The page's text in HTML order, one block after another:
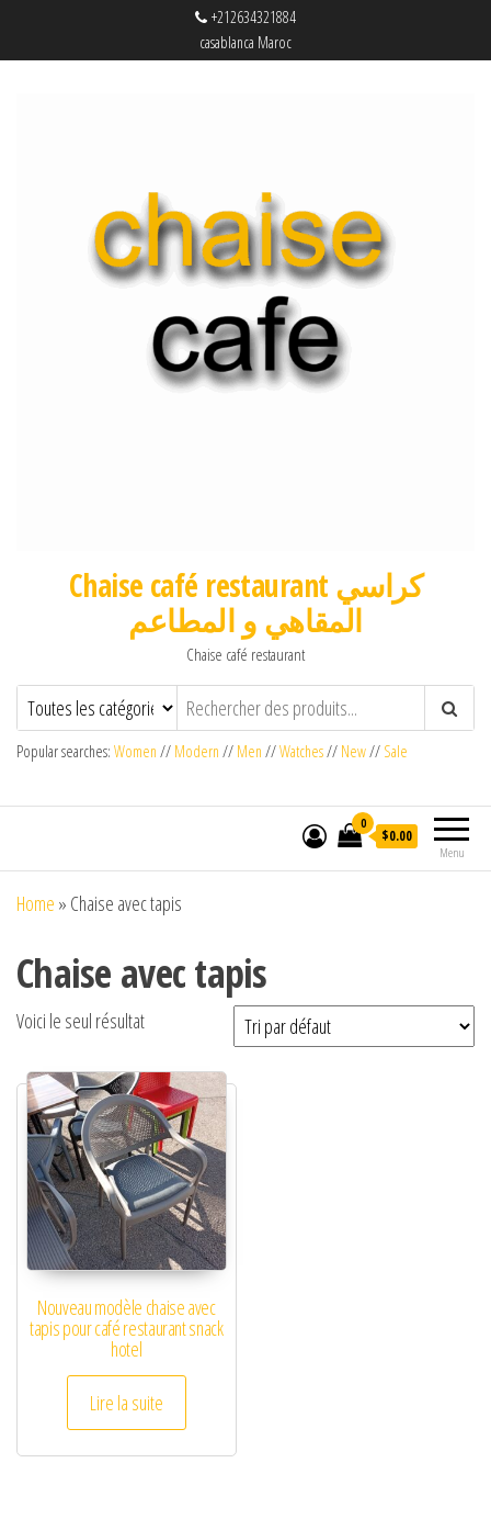
+212634321884
casablanca Maroc
Chaise café restaurant كراسي
المقاهي و المطاعم
Chaise café restaurant
Popular searches: Women // Modern // Men //Watches// New// Sale
Menu
0
$0.00
Home » Chaise avec tapis
Chaise avec tapis
Voici le seul résultat
Nouveau modèle chaise avec
tapis pour café restaurant snack
hotel
Lire la suite